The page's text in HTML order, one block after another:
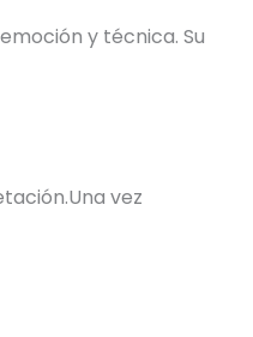
y técnica. Su
vez